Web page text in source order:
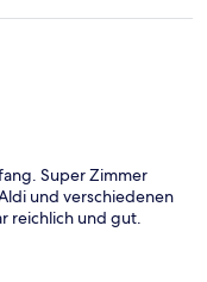
Super Zimmer
und verschiedenen
reichlich und gut.